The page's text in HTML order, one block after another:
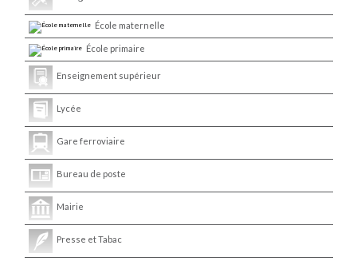
École maternelle
École primaire
Enseignement supérieur
Lycée
Gare ferroviaire
Bureau de poste
Mairie
Presse et Tabac